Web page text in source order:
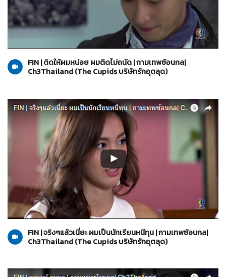
06-06-2560
The Cupids บริษัทรักอุตลุด
FIN | ติดให้ผมหน่อย ผมติดไม่ถนัด | กามเทพซ้อนกล|
Ch3Thailand (The Cupids บริษัทรักอุตลุด)
06-06-2560
The Cupids บริษัทรักอุตลุด
FIN | จริงๆแล้วเนี่ยะ ผมเป็นนักเรียนหนีทุน | กามเทพซ้อนกล|
Ch3Thailand (The Cupids บริษัทรักอุตลุด)